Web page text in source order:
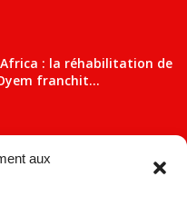
aux
: la réhabilitation de
franchit...